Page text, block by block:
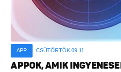
APP CSÜTÖRTÖK 09:11
APPOK, AMIK